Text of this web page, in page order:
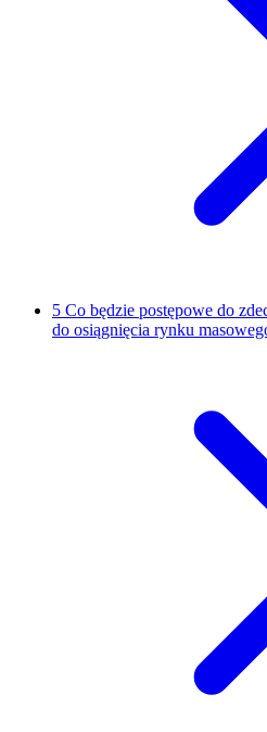
5 Co będzie postępowe do
do osiągnięcia rynku